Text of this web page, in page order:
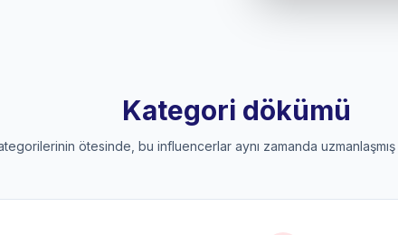
Kategori dökümü
ötesinde, bu influencerlar aynı zamanda